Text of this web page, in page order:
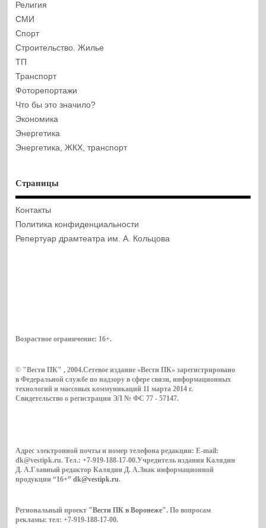
Религия
СМИ
Спорт
Строительство. Жилье
ТП
Транспорт
Фоторепортажи
Что бы это значило?
Экономика
Энергетика
Энергетика, ЖКХ, транспорт
Страницы
Контакты
Политика конфиденциальности
Репертуар драмтеатра им. А. Кольцова
Возрастное ограничение: 16+.
© "Вести ПК" , 2004.Сетевое издание «Вести ПК» зарегистрировано
в Федеральной службе по надзору в сфере связи, информационных
технологий и массовых коммуникаций 11 марта 2014 г.
Свидетельство о регистрации ЭЛ № ФС 77 - 57147.
Адрес электронной почты и номер телефона редакции: E-mail:
dk@vestipk.ru. Тел.: +7-919-188-17-00.Учредитель издания Калядин
Д. А.Главный редактор Калядин Д. А.Знак информационной
продукции “16+”dk@vestipk.ru.
Региональный проект "Вести ПК в Воронеже". По вопросам
рекламы: тел: +7-919-188-17-00.